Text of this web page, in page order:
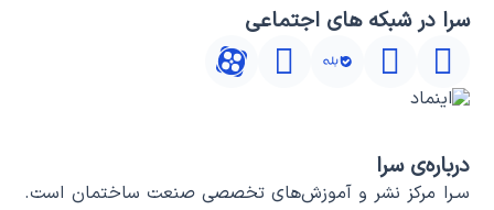
سرا در شبکه های اجتماعی
درباره‌ی سرا
سـرا مرکز نشر و آموزش‌های تخصصی صنعت ساختمان است.